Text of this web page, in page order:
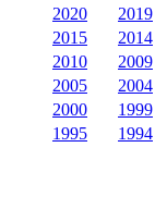
2020
2019
2015
2014
2010
2009
2005
2004
2000
1999
1995
1994